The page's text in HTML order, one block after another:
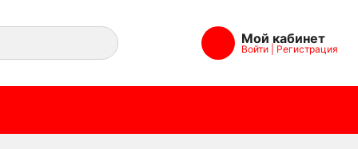
Мой кабинет
Войти Регистрация
A075) Black (Черный)